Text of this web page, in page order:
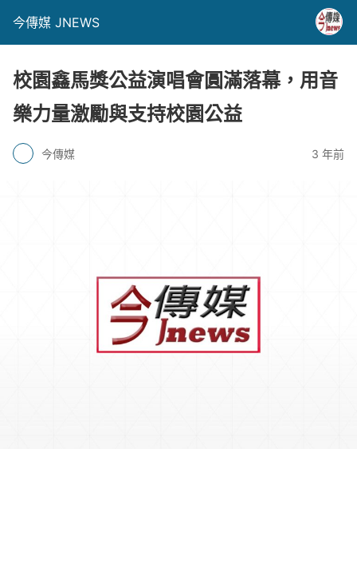
今傳媒 JNEWS
校園鑫馬獎公益演唱會圓滿落幕，用音
樂力量激勵與支持校園公益
今傳媒 3 年前